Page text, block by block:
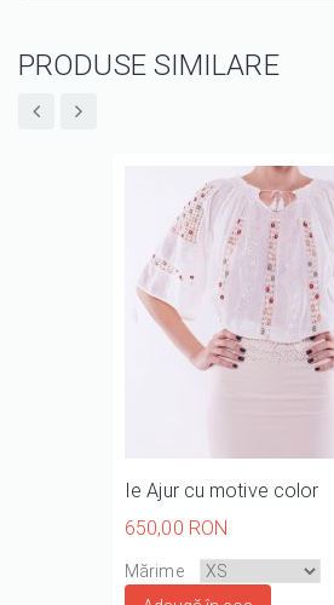
PRODUSE SIMILARE
Ie Ajur cu motive color
650,00 RON
it
1/5
Mărime